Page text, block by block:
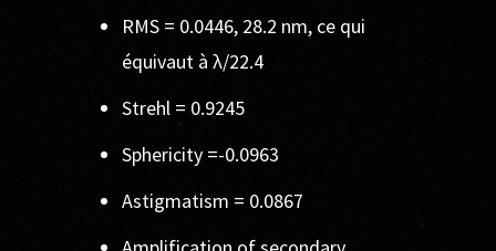
RMS = 0.0446, 28.2 nm, ce qui
équivaut à λ/22.4
Strehl = 0.9245
Sphericity =-0.0963
Astigmatism = 0.0867